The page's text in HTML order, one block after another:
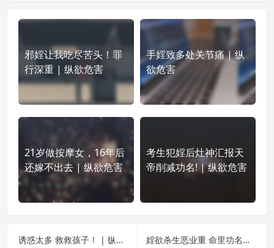
邪婬让我吃尽苦头！罪
行深重 | 纵欲危害
手婬致多处关节痛 | 纵
欲危害
21岁做按摩女，16年后
还嫁不出去 | 纵欲危害
考生犯婬后灶神汇报天
帝削减功名! | 纵欲危害
诱惑太多 救救孩子！ | 纵欲危害
婬欲杀生恶业重 命里功名得不到 | 纵欲危害